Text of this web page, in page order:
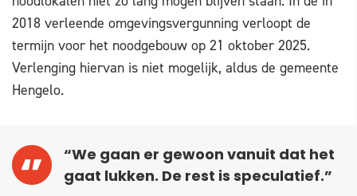
2018 verleende omgevingsvergunning verloopt de
termijn voor het noodgebouw op 21 oktober 2025.
Verlenging hiervan is niet mogelijk, aldus de gemeente
Hengelo.
“We gaan er gewoon vanuit dat het
gaat lukken. De rest is speculatief.”